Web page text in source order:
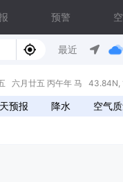
预警
最近
月廿五 丙午年 马 43.84N,
预报 降水 空气